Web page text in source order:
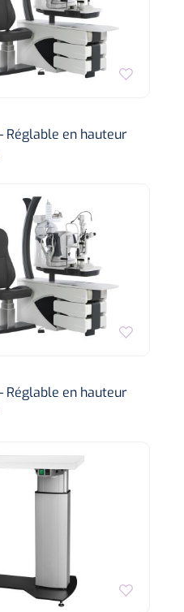
Réglable en hauteur
Réglable en hauteur